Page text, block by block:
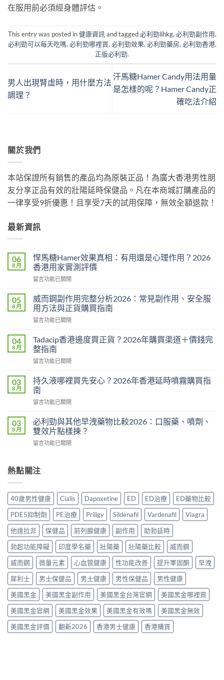
在服用前必須經身體評估。
This entry was posted in健康資訊 and tagged必利勁lihkg, 必利勁副作用,
必利勁可以每天吃嗎, 必利勁哪裡買, 必利勁效果, 必利勁藥房, 必利勁香港,
正版必利勁.
男人出現腎虛時，用什麼方法
調理？
汗馬糖Hamer Candy用法用量
是怎樣的呢？Hamer Candy正
確吃法介紹
關於我們
本站保證所有銷售的產品均為原裝正品！為廣大香港男性朋
友分享正品有效的壯陽延時保健品。凡在本商城訂購產品的
一律享受9折優惠！且享受7天的試用保障，無效全額退款！
最新資訊
06
8 月
悍馬糖Hamer效果真相：有用還是心理作用？2026
香港用家實測評價
在
馬
糖
Hamer
效
真
相：
用
是
心
作
2026
香
港
實
測
價〉
中
留言功能已關閉
05
8 月
威而鋼副作用完整分析2026：常見副作用、安全服
用方法與正貨購買指南
在
而
鋼
副
作
完
整
分
析
常
見
作
全
方
法
與
正
貨
購
買
指
南〉
中
留言功能已關閉
04
8 月
Tadacip香港邊度買正貨？2026年購買渠道＋價錢完
整指南
在
香
港
邊
度
正
貨？
2026
年
渠
價
錢
完
整
指
南〉
中
留言功能已關閉
03
8 月
持久液哪裡買先安心？2026年香港延時噴霧購買指
南
在
久
液
哪
裡
安
年
香
港
延
時
噴
霧
購
指
南〉
中
留言功能已關閉
03
8 月
必利勁與其他早洩藥物比較2026：口服藥、噴劑、
雙效片點樣揀？
在
勁
與
他
早
洩
藥
物
比
較
2026：
服
藥、
噴
劑、
雙
效
片
點
留言功能已關閉
熱點關注
40歲男性健康 Cialis Dapoxetine ED ED治療
ED藥物比較
PDE5抑制劑
PE治療 Priligy Sildenafil Vardenafil
Viagra
他達拉非
保健品 前列腺健康 副作用
助勃延時
勃起功能障礙
印度學名藥 壯陽藥 壯陽藥比較
威而鋼
威而鋼
微量元素 心血管健康 性功能改善 提升睪固酮
早洩
犀利士
男士保健品 男士健康 男性保健品
男性健康
美國黑金
美國黑金副作用 美國黑金台灣官網
美國黑金哪裡買
美國黑金官網
美國黑金效果 美國黑金有效嗎
美國黑金無效
美國黑金評價
翻新2026 香港男士健康 香港購買